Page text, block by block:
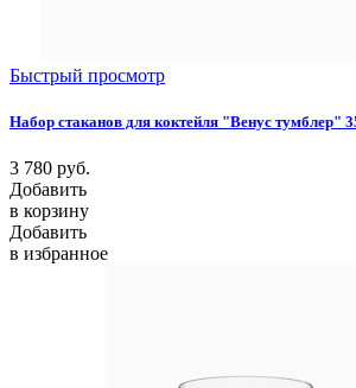
Быстрый просмотр
Набор стаканов для коктейля "Венус тумблер"
3 780 руб.
Добавить
в корзину
Добавить
в избранное